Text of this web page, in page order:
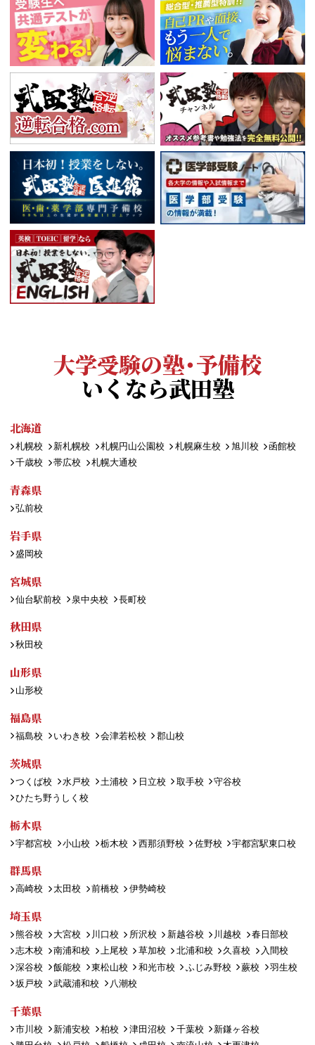
大学受験の塾・予備校
いくなら武田塾
北海道
札幌校 新札幌校 札幌円山公園校 札幌麻生校 旭川校
函館校
千歳校
帯広校 札幌大通校
青森県
弘前校
岩手県
盛岡校
宮城県
仙台駅前校 泉中央校 長町校
秋田県
秋田校
山形県
山形校
福島県
福島校 いわき校 会津若松校 郡山校
茨城県
つくば校 水戸校 土浦校 日立校 取手校
守谷校
ひたち野うしく校
栃木県
宇都宮校 小山校 栃木校 西那須野校 佐野校 宇都宮駅東口校
群馬県
高崎校 太田校 前橋校 伊勢崎校
埼玉県
熊谷校 大宮校 川口校 所沢校 新越谷校 川越校
春日部校
志木校
南浦和校 上尾校 草加校 北浦和校 久喜校
入間校
深谷校
飯能校 東松山校 和光市校 ふじみ野校 蕨校
羽生校
坂戸校
武蔵浦和校 八潮校
千葉県
市川校 新浦安校 柏校 津田沼校 千葉校
新鎌ヶ谷校